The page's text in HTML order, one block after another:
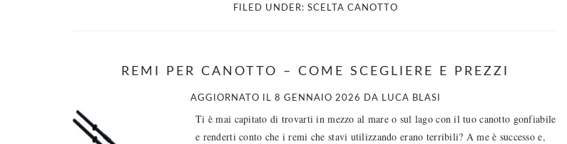
FILED UNDER: SCELTA CANOTTO
REMI PER CANOTTO – COME SCEGLIERE E PREZZI
AGGIORNATO IL 8 GENNAIO 2026 DA LUCA BLASI
Ti è mai capitato di trovarti in mezzo al mare o sul lago con il tuo canotto gonfiabile
e renderti conto che i remi che stavi utilizzando erano terribili? A me è successo e,